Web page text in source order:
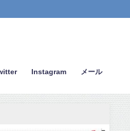
Instagram メール